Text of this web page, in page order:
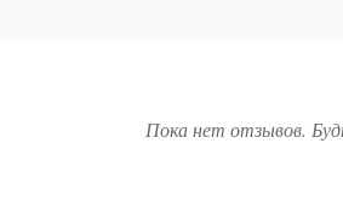
Пока нет отзывов.